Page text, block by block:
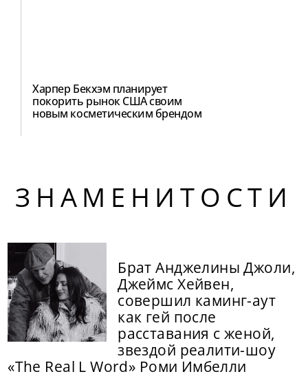
Харпер Бекхэм планирует
покорить рынок США своим
новым косметическим брендом
ЗНАМЕНИТОСТИ
Брат Анджелины Джоли,
Джеймс Хейвен,
совершил каминг-аут
как гей после
расставания с женой,
звездой реалити-шоу
«The Real L Word» Роми Имбелли